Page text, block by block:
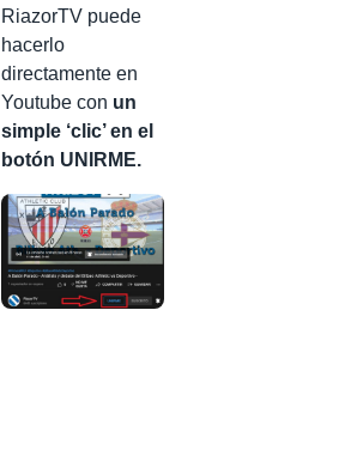
RiazorTV puede
hacerlo
directamente en
Youtube con un
simple ‘clic’ en el
botón UNIRME.